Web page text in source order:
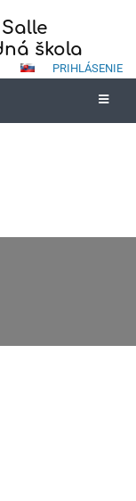
škola
PRIHLÁSENIE